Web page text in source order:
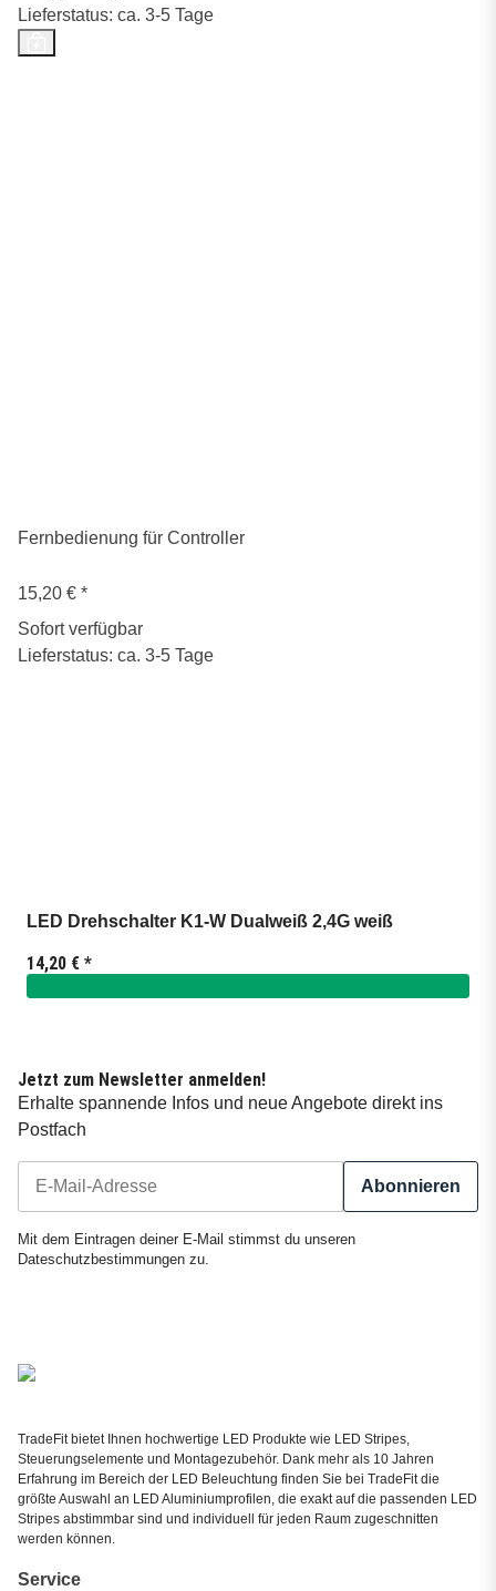
Lieferstatus: ca. 3-5 Tage
Fernbedienung für Controller
15,20 € *
Sofort verfügbar
Lieferstatus: ca. 3-5 Tage
LED Drehschalter K1-W Dualweiß 2,4G weiß
14,20 € *
Jetzt zum Newsletter anmelden!
Erhalte spannende Infos und neue Angebote direkt ins
Postfach
Abonnieren
Mit dem Eintragen deiner E-Mail stimmst du unseren
Dateschutzbestimmungen zu.
TradeFit bietet Ihnen hochwertige LED Produkte wie LED Stripes,
Steuerungselemente und Montagezubehör. Dank mehr als 10 Jahren
Erfahrung im Bereich der LED Beleuchtung finden Sie bei TradeFit die
größte Auswahl an LED Aluminiumprofilen, die exakt auf die passenden LED
Stripes abstimmbar sind und individuell für jeden Raum zugeschnitten
werden können.
Service